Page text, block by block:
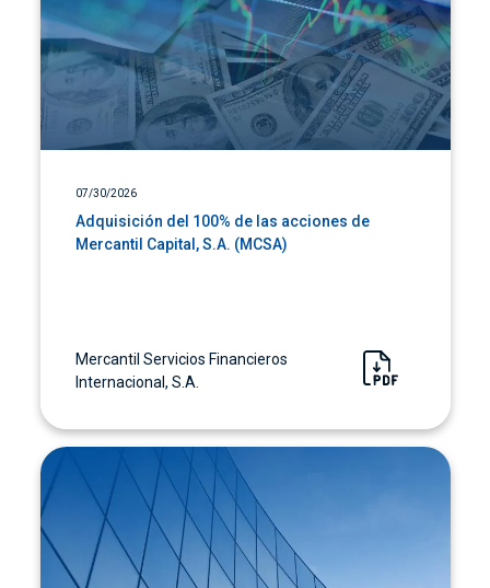
07/30/2026
Adquisición del 100% de las acciones de
Mercantil Capital, S.A. (MCSA)
Mercantil Servicios Financieros
Internacional, S.A.